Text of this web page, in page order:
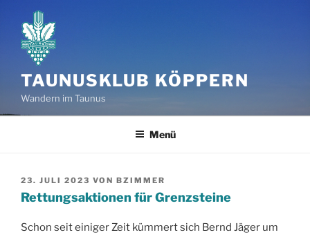
Inhalt
springen
TAUNUSKLUB KÖPPERN
Wandern im Taunus
Menü
VERÖFFENTLICHT
AM
23. JULI 2023 VON BZIMMER
Rettungsaktionen für Grenzsteine
Schon seit einiger Zeit kümmert sich Bernd Jäger um